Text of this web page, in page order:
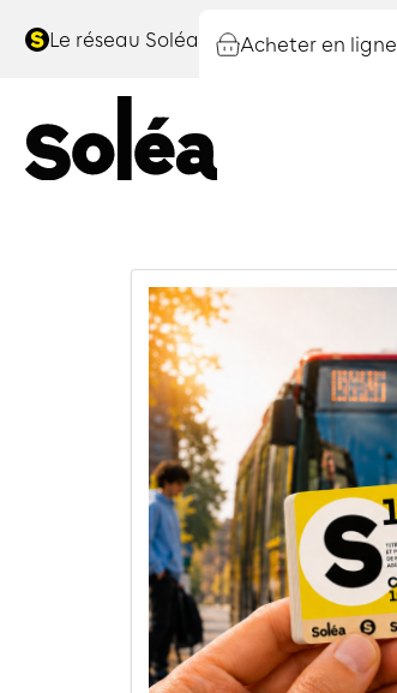
Le réseau Soléa Acheter en ligne